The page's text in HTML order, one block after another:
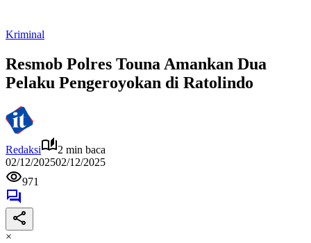
Kriminal
Resmob Polres Touna Amankan Dua
Pelaku Pengeroyokan di Ratolindo
Redaksi
2 min baca
02/12/202502/12/2025
971
×